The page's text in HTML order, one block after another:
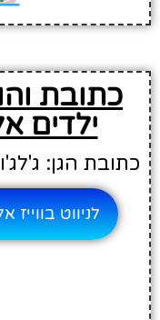
כתובת
ילדים
כתובת הגן:
לניווט בווייז